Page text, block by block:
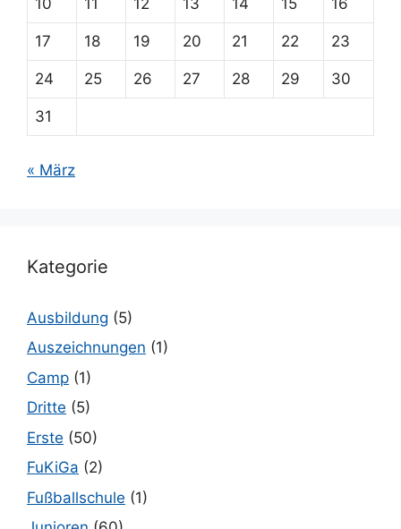
10 11 12 13 14 15 16
17 18 19 20 21 22 23
24 25 26 27 28 29 30
31
« März
Kategorie
Ausbildung (5)
Auszeichnungen (1)
Camp (1)
Dritte (5)
Erste (50)
FuKiGa (2)
Fußballschule (1)